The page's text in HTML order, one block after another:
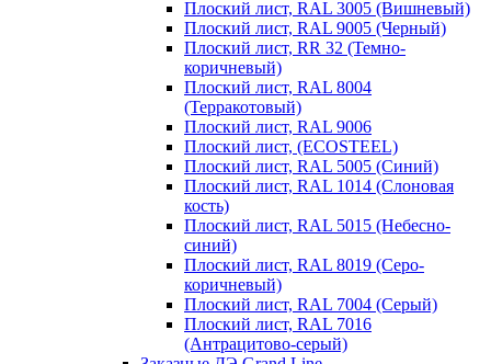
Плоский лист, RAL 3005 (Вишневый)
Плоский лист, RAL 9005 (Черный)
Плоский лист, RR 32 (Темно-
коричневый)
Плоский лист, RAL 8004
(Терракотовый)
Плоский лист, RAL 9006
Плоский лист, (ECOSTEEL)
Плоский лист, RAL 5005 (Синий)
Плоский лист, RAL 1014 (Слоновая
кость)
Плоский лист, RAL 5015 (Небесно-
синий)
Плоский лист, RAL 8019 (Серо-
коричневый)
Плоский лист, RAL 7004 (Серый)
Плоский лист, RAL 7016
(Антрацитово-серый)